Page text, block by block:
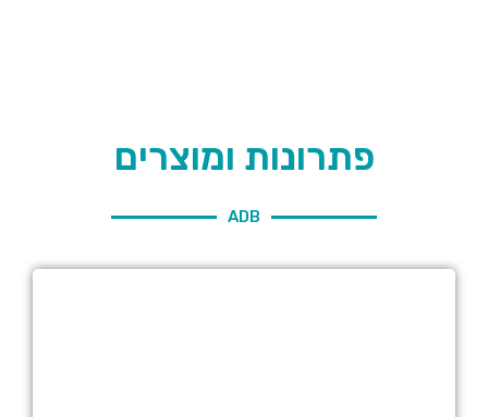
פתרונות ומוצרים
ADB